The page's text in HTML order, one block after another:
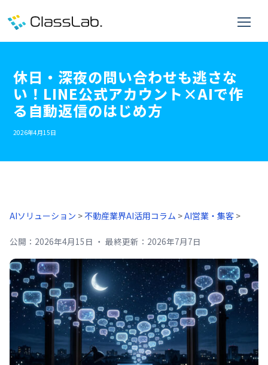
休日・深夜の問い合わせも逃さな
い！LINE公式アカウント×AIで作
る自動返信のはじめ方
2026年4月15日
AIソリューション >不動産業界AI活用コラム >AI営業・集客 >
公開： 2026年4月15日 ・ 最終更新： 2026年7月7日